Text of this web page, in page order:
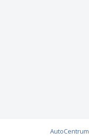
AutoCentrum